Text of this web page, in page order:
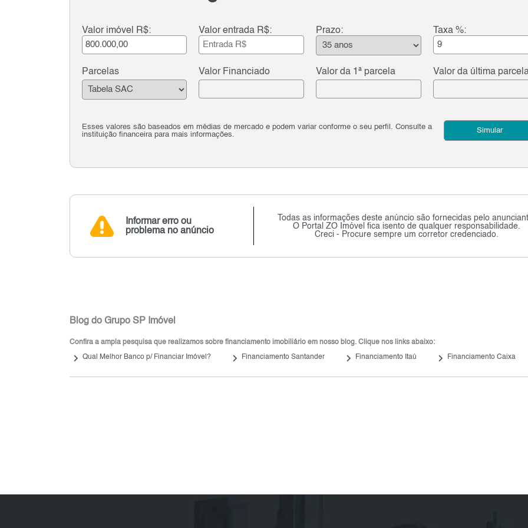
Valor imóvel R$: Valor entrada R$: Prazo: Taxa %:
Parcelas Valor Financiado Valor da 1ª parcela Valor da última
Esses valores são baseados em médias de mercado e podem variar conforme o seu perfil. Consulte a
instituição financeira para mais informações.
Simular
Informar erro ou
problema no anúncio
Todas as informações deste anúncio são fornecidas pelo
O Portal ZO Imóvel fica isento de qualquer responsabilidade.
Creci - Procure sempre um corretor credenciado.
Blog do Grupo SP Imóvel
Confira a ampla pesquisa que realizamos sobre financiamento imobiliário em nosso blog. Clique nos links abaixo:
keyboard_arrow_right Qual Melhor Banco p/ Financiar Imóvel? keyboard_arrow_right Financiamento Santander keyboard_arrow_right Financiamento Itaú keyboard_arrow_right Financiamento Caixa